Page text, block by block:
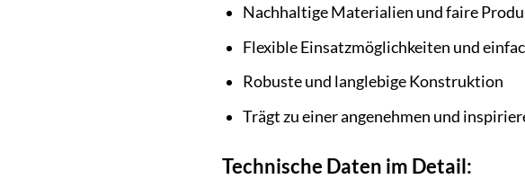
Nachhaltige Materialien und faire
Flexible Einsatzmöglichkeiten und
Robuste und langlebige Konstruktion
Trägt zu einer angenehmen und
Technische Daten im Detail: